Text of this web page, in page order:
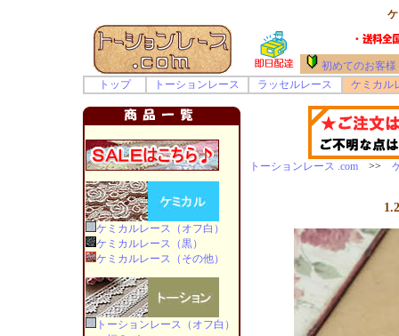
初めてのお客様
トップ
トーションレース ラッセルレース ケミカル
ケミカルレース（オフ白）
ケミカルレース（黒）
ケミカルレース（その他）
トーションレース（オフ白）
トーションレース .com>>